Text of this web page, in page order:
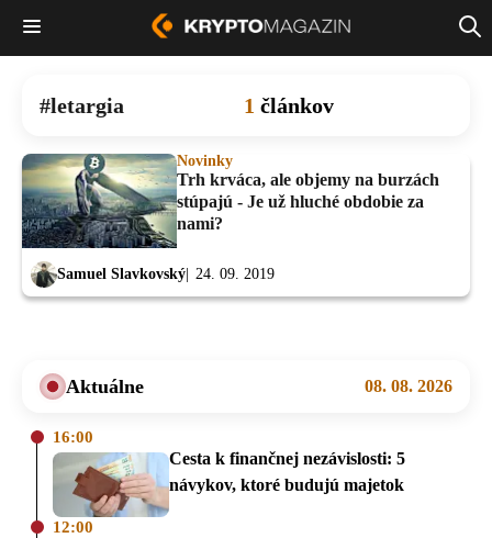
letargia 1 článkov
Novinky
Trh krváca, ale objemy na burzách
stúpajú - Je už hluché obdobie za
nami?
Samuel Slavkovský 24. 09. 2019
Aktuálne 08. 08. 2026
16:00
Cesta k finančnej nezávislosti: 5
návykov, ktoré budujú majetok
12:00